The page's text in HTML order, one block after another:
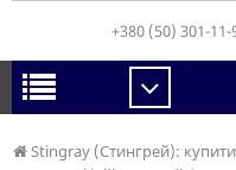
Stingray (Стингрей):
+380 (50) 301-11-